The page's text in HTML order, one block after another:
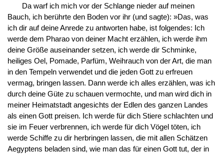
Da warf ich mich vor der Schlange nieder auf meinen
Bauch, ich berührte den Boden vor ihr (und sagte): »Das, was
ich dir auf deine Anrede zu antworten habe, ist folgendes: Ich
werde dem Pharao von deiner Macht erzählen, ich werde ihm
deine Größe auseinander setzen, ich werde dir Schminke,
heiliges Oel, Pomade, Parfüm, Weihrauch von der Art, die man
in den Tempeln verwendet und die jeden Gott zu erfreuen
vermag, bringen lassen. Dann werde ich alles erzählen, was ich
durch deine Güte zu schauen vermochte, und man wird dich in
meiner Heimatstadt angesichts der Edlen des ganzen Landes
als einen Gott preisen. Ich werde für dich Stiere schlachten und
sie im Feuer verbrennen, ich werde für dich Vögel töten, ich
werde Schiffe zu dir herbringen lassen, die mit allen Schätzen
Aegyptens beladen sind, wie man das für einen Gott tut, der in